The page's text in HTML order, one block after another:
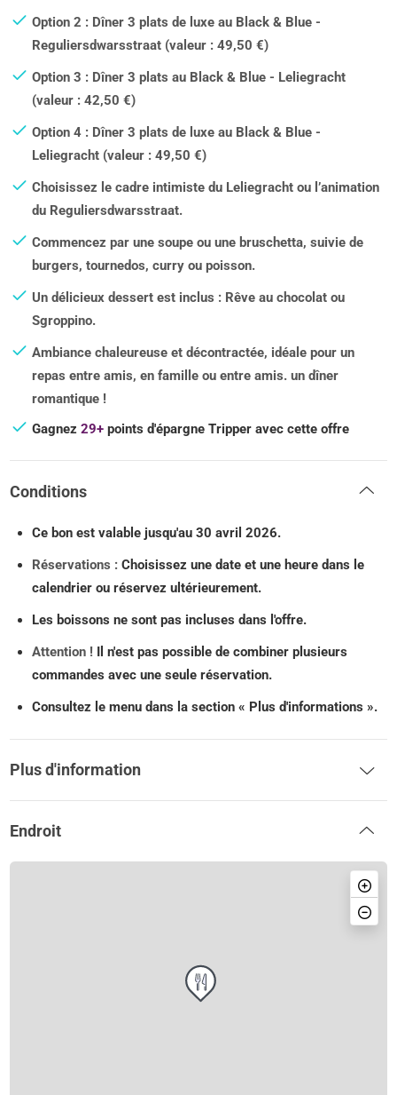
Option 2 : Dîner 3 plats de luxe au Black & Blue -
Reguliersdwarsstraat (valeur : 49,50 €)
Option 3 : Dîner 3 plats au Black & Blue - Leliegracht
(valeur : 42,50 €)
Option 4 : Dîner 3 plats de luxe au Black & Blue -
Leliegracht (valeur : 49,50 €)
Choisissez le cadre intimiste du Leliegracht ou l’animation
du Reguliersdwarsstraat.
Commencez par une soupe ou une bruschetta, suivie de
burgers, tournedos, curry ou poisson.
Un délicieux dessert est inclus : Rêve au chocolat ou
Sgroppino.
Ambiance chaleureuse et décontractée, idéale pour un
repas entre amis, en famille ou entre amis. un dîner
romantique !
Gagnez29+ points d'épargne Tripper avec cette offre
Conditions
Ce bon est valable jusqu'au 30 avril 2026.
Réservations : Choisissez une date et une heure dans le
calendrier ou réservez ultérieurement.
Les boissons ne sont pas incluses dans l'offre.
Attention ! Il n'est pas possible de combiner plusieurs
commandes avec une seule réservation.
Consultez le menu dans la section « Plus d'informations ».
Plus d'information
Endroit